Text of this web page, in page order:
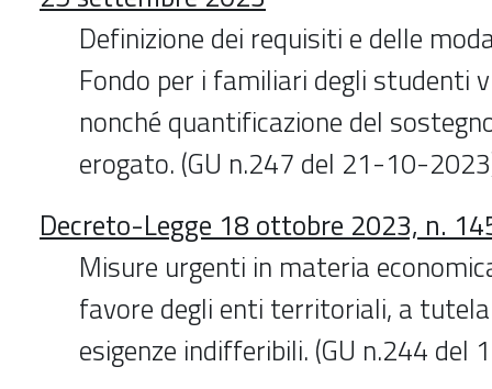
Definizione dei requisiti e delle
Fondo per i familiari degli studenti
nonché quantificazione del
erogato. (GU n.247 del 21-10-
Decreto-Legge 18 ottobre 2023, n.
Misure urgenti in materia
favore degli enti territoriali, a
esigenze indifferibili. (GU n.244